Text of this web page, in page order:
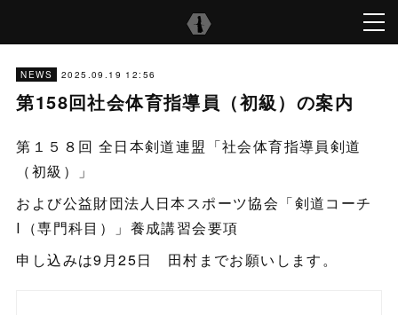
NEWS 2025.09.19 12:56
第158回社会体育指導員（初級）の案内
第１５８回 全日本剣道連盟「社会体育指導員剣道
（初級）」
および公益財団法人日本スポーツ協会「剣道コーチ
Ⅰ（専門科目）」養成講習会要項
申し込みは9月25日 田村までお願いします。